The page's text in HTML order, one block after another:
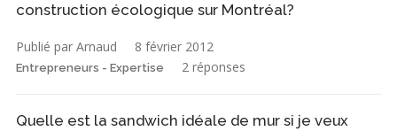
construction écologique sur Montréal?
Publié par Arnaud 8 février 2012
Entrepreneurs - Expertise 2 réponses
Quelle est la sandwich idéale de mur si je veux